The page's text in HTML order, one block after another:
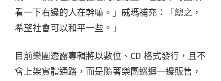
看一下右邊的人在幹嘛。」威瑪補充：「總之，
希望社會可以和平一些。」
目前樂團透露專輯將以數位、CD 格式發行，且不
會上架實體通路，而是隨著樂團巡迴一邊販售，